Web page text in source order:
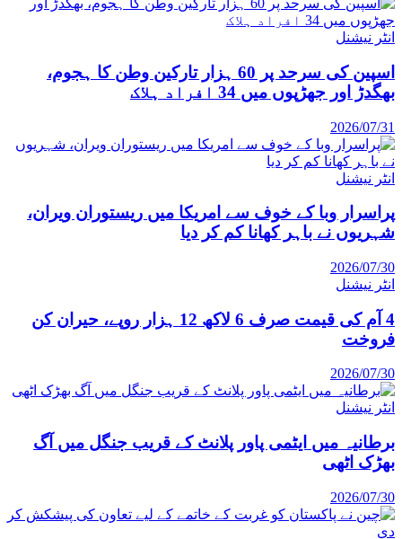
انٹر نیشنل
اسپین کی سرحد پر 60 ہزار تارکین وطن کا ہجوم،
بھگدڑ اور جھڑپوں میں 34 افراد ہلاک
2026/07/31
انٹر نیشنل
پراسرار وبا کے خوف سے امریکا میں ریستوران ویران،
شہریوں نے باہر کھانا کم کر دیا
2026/07/30
انٹر نیشنل
4 آم کی قیمت صرف 6 لاکھ 12 ہزار روپے، حیران کن
فروخت
2026/07/30
انٹر نیشنل
برطانیہ میں ایٹمی پاور پلانٹ کے قریب جنگل میں آگ
بھڑک اٹھی
2026/07/30